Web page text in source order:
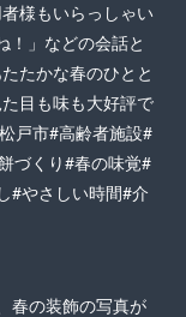
様もいらっしゃい
！」などの会話と
たかな春のひとと
目も味も大好評で
戸市#高齢者施設#
づくり#春の味覚#
#やさしい時間#介
春の装飾の写真が